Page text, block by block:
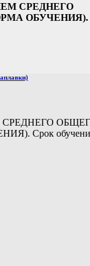
СРЕДНЕГО
ОБУЧЕНИЯ).
Срок